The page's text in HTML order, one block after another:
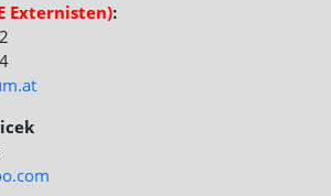
Externisten):